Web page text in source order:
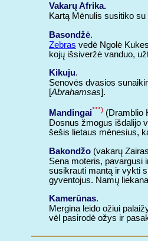
Vakarų Afrika.
Kartą Mėnulis susitiko
Basondžė.
Zebras vedė Ngolė
kojų išsiveržė vanduo,
Kikuju.
Senovės dvasios
[Abrahamsas].
Mandingai***) (Dramblio
Dosnus žmogus išdalijo
šešis lietaus mėnesius,
Bakondžo (vakarų
Sena moteris, pavargusi
susikrauti mantą ir vykti
gyventojus. Namų
Kamerūnas.
Mergina leido ožiui
vėl pasirodė ožys ir